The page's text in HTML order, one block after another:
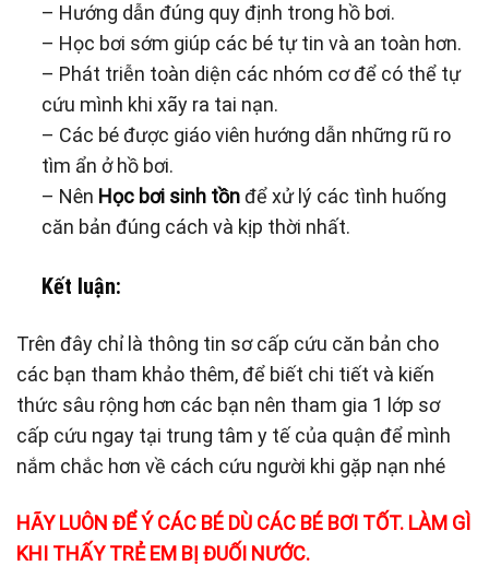
– Hướng dẫn đúng quy định trong hồ bơi.
– Học bơi sớm giúp các bé tự tin và an toàn hơn.
– Phát triễn toàn diện các nhóm cơ để có thể tự
cứu mình khi xãy ra tai nạn.
– Các bé được giáo viên hướng dẫn những rũ ro
tìm ẩn ở hồ bơi.
– Nên Học bơi sinh tồnđể xử lý các tình huống
căn bản đúng cách và kịp thời nhất.
Kết luận:
Trên đây chỉ là thông tin sơ cấp cứu căn bản cho
các bạn tham khảo thêm, để biết chi tiết và kiến
thức sâu rộng hơn các bạn nên tham gia 1 lớp sơ
cấp cứu ngay tại trung tâm y tế của quận để mình
nắm chắc hơn về cách cứu người khi gặp nạn nhé
HÃY LUÔN ĐỂ Ý CÁC BÉ DÙ CÁC BÉ BƠI TỐT. LÀM GÌ
KHI THẤY TRẺ EM BỊ ĐUỐI NƯỚC.